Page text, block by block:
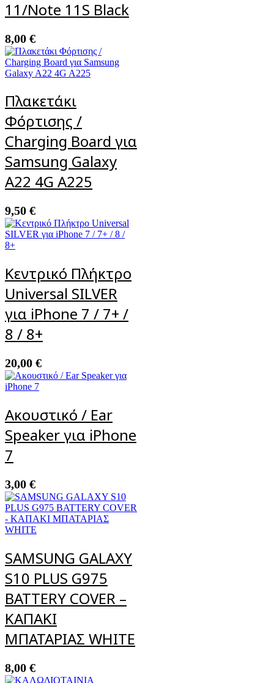
11/Note 11S Black
8,00 €
Πλακετάκι
Φόρτισης /
Charging Board για
Samsung Galaxy
A22 4G A225
9,50 €
Κεντρικό Πλήκτρο
Universal SILVER
για iPhone 7 / 7+ /
8 / 8+
20,00 €
Ακουστικό / Ear
Speaker για iPhone
7
3,00 €
SAMSUNG GALAXY
S10 PLUS G975
BATTERY COVER –
ΚΑΠΑΚΙ
ΜΠΑΤΑΡΙΑΣ WHITE
8,00 €